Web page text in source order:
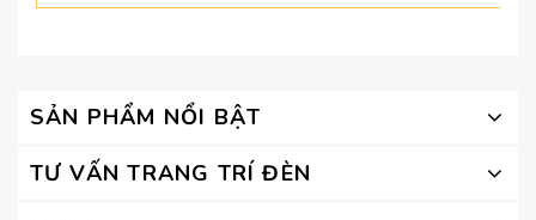
SẢN PHẨM NỔI BẬT
TƯ VẤN TRANG TRÍ ĐÈN